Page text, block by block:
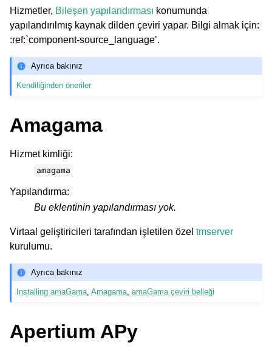
Hizmetler, Bileşen yapılandırması konumunda
yapılandırılmış kaynak dilden çeviri yapar. Bilgi almak için:
:ref:`component-source_language’.
Ayrıca bakınız
Kendiliğinden öneriler
Amagama
Hizmet kimliği:
amagama
Yapılandırma:
Bu eklentinin yapılandırması yok.
Virtaal geliştiricileri tarafından işletilen özel tmserver
kurulumu.
Ayrıca bakınız
Installing amaGama ,Amagama ,amaGama çeviri belleği
Apertium APy